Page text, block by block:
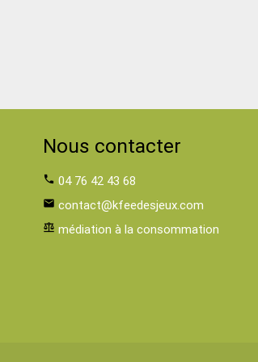
Nous contacter
phone 04 76 42 43 68
email contact@kfeedesjeux.com
balance médiation à la consommation